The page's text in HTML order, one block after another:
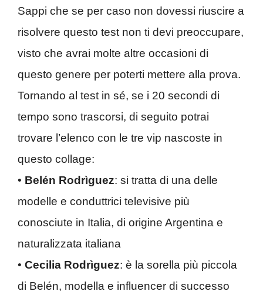
Sappi che se per caso non dovessi riuscire a
risolvere questo test non ti devi preoccupare,
visto che avrai molte altre occasioni di
questo genere per poterti mettere alla prova.
Tornando al test in sé, se i 20 secondi di
tempo sono trascorsi, di seguito potrai
trovare l’elenco con le tre vip nascoste in
questo collage:
• Belén Rodrìguez: si tratta di una delle
modelle e conduttrici televisive più
conosciute in Italia, di origine Argentina e
naturalizzata italiana
• Cecilia Rodrìguez: è la sorella più piccola
di Belén, modella e influencer di successo